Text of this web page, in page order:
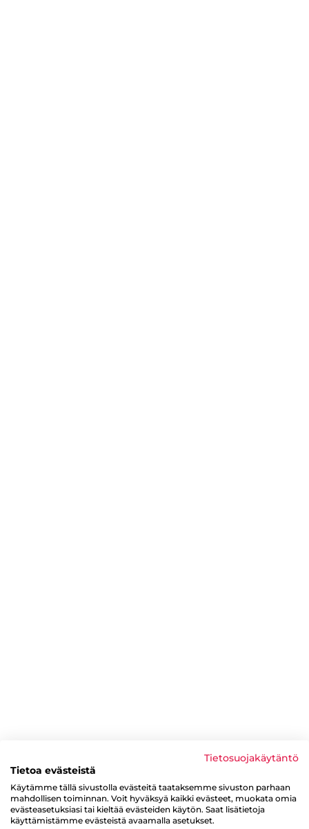
Tietosuojakäytäntö
Tietoa evästeistä
Käytämme tällä sivustolla evästeitä taataksemme sivuston parhaan
mahdollisen toiminnan. Voit hyväksyä kaikki evästeet, muokata omia
evästeasetuksiasi tai kieltää evästeiden käytön. Saat lisätietoja
käyttämistämme evästeistä avaamalla asetukset.